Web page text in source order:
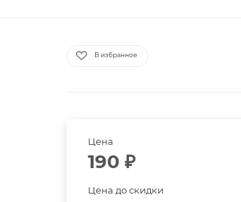
В избранное
Цена
190 ₽
Цена до скидки